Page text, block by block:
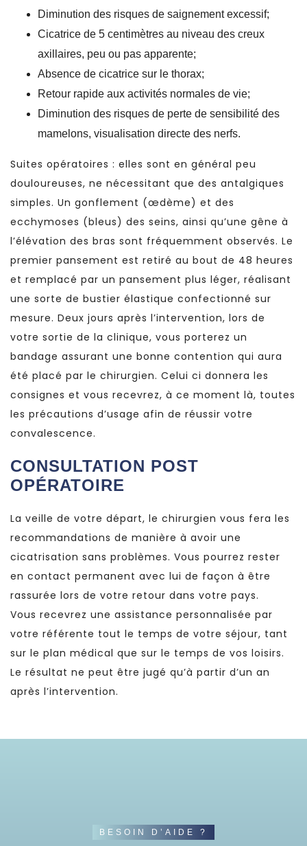
Diminution des risques de saignement excessif;
Cicatrice de 5 centimètres au niveau des creux
axillaires, peu ou pas apparente;
Absence de cicatrice sur le thorax;
Retour rapide aux activités normales de vie;
Diminution des risques de perte de sensibilité des
mamelons, visualisation directe des nerfs.
Suites opératoires : elles sont en général peu
douloureuses, ne nécessitant que des antalgiques
simples. Un gonflement (œdème) et des
ecchymoses (bleus) des seins, ainsi qu’une gêne à
l’élévation des bras sont fréquemment observés. Le
premier pansement est retiré au bout de 48 heures
et remplacé par un pansement plus léger, réalisant
une sorte de bustier élastique confectionné sur
mesure. Deux jours après l’intervention, lors de
votre sortie de la clinique, vous porterez un
bandage assurant une bonne contention qui aura
été placé par le chirurgien. Celui ci donnera les
consignes et vous recevrez, à ce moment là, toutes
les précautions d’usage afin de réussir votre
convalescence.
CONSULTATION POST
OPÉRATOIRE
La veille de votre départ, le chirurgien vous fera les
recommandations de manière à avoir une
cicatrisation sans problèmes. Vous pourrez rester
en contact permanent avec lui de façon à être
rassurée lors de votre retour dans votre pays.
Vous recevrez une assistance personnalisée par
votre référente tout le temps de votre séjour, tant
sur le plan médical que sur le temps de vos loisirs.
Le résultat ne peut être jugé qu’à partir d’un an
après l’intervention.
BESOIN D’AIDE ?